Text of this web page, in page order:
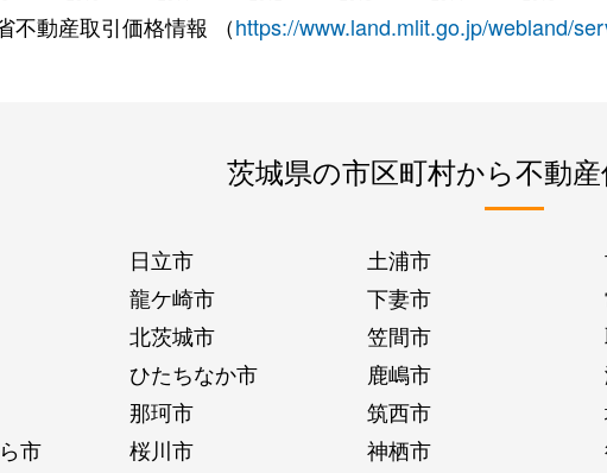
不動産取引価格情報 （https://www.land.mlit.go.jp/webland/
茨城県の市区町村から不動
日立市 土浦市
龍ケ崎市 下妻市
北茨城市 笠間市
ひたちなか市 鹿嶋市
那珂市 筑西市
市
桜川市 神栖市